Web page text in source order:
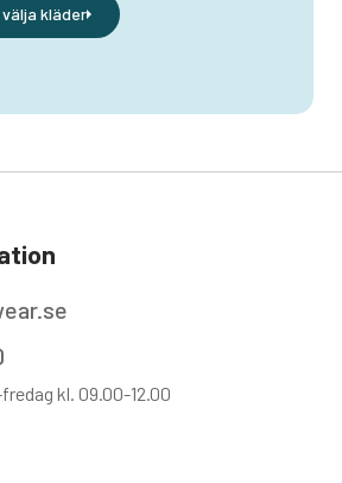
välja kläder
kl. 09.00-12.00